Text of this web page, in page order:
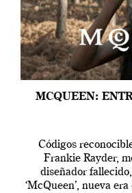
MCQUEEN:
Códigos
Frankie Rayder,
diseñador
‘McQueen’, nueva